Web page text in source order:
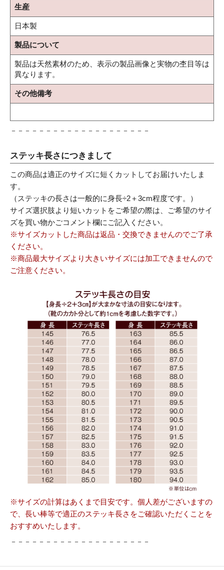
生産
日本製
製品について
製品は天然素材のため、表示の製品画像と実物の杢目等は
異なります。
その他備考
－－－－－－－－－－－－－－－－－－－－
ステッキ長さにつきまして
この商品は適正のサイズに短くカットしてお届けいたしま
す。
（ステッキの長さは一般的に身長÷2＋3cm程度です。）
サイズ選択肢より短いカットをご希望の際は、ご希望のサイ
ズを買い物かごコメント欄にご記入ください。
※サイズカットした商品は返品・交換できませんのでご了承
ください。
※商品最大サイズより大きいサイズには加工できませんので
ご注意ください。
※サイズの計算はあくまで目安です。個人差がございますの
で、長い棒等で適正のステッキ長さをご確認いただくことを
おすすめいたします。
－－－－－－－－－－－－－－－－－－－－